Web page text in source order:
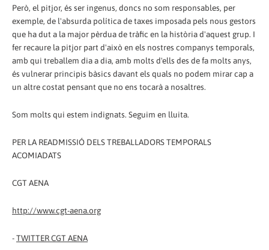
Però, el pitjor, és ser ingenus, doncs no som responsables, per
exemple, de l'absurda política de taxes imposada pels nous gestors
que ha dut a la major pèrdua de tràfic en la història d'aquest grup. I
fer recaure la pitjor part d'això en els nostres companys temporals,
amb qui treballem dia a dia, amb molts d'ells des de fa molts anys,
és vulnerar principis bàsics davant els quals no podem mirar cap a
un altre costat pensant que no ens tocarà a nosaltres.
Som molts qui estem indignats. Seguim en lluita.
PER LA READMISSIÓ DELS TREBALLADORS TEMPORALS
ACOMIADATS
CGT AENA
http://www.cgt-aena.org
-TWITTER CGT AENA